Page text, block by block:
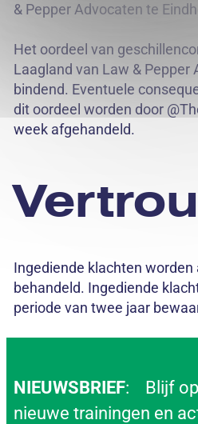
& Pepper Advocaten te
Het oordeel van
Laagland van Law & Pepper
bindend. Eventuele
dit oordeel worden door
week afgehandeld.
Ingediende klachten
behandeld. Ingediende
periode van twee jaar
NIEUWSBRIEF: Blijf op
nieuwe trainingen en